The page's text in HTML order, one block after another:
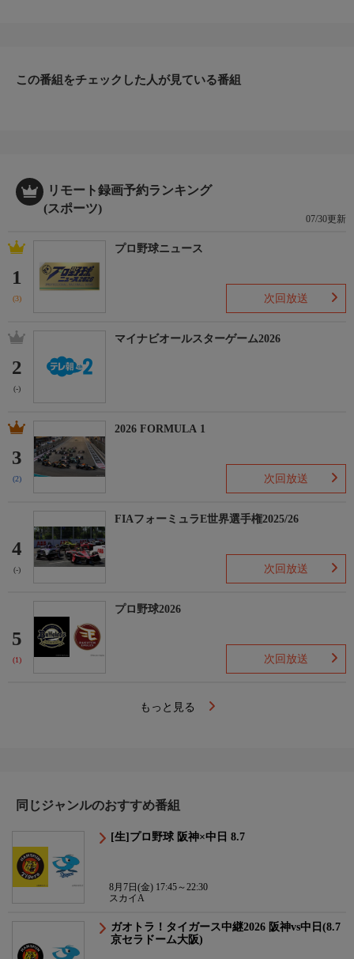
この番組をチェックした人が見ている番組
リモート録画予約ランキング
(スポーツ)
07/30更新
1
(3)
プロ野球ニュース
次回放送
2
(-)
マイナビオールスターゲーム2026
3
(2)
2026 FORMULA 1
次回放送
4
(-)
FIAフォーミュラE世界選手権2025/26
次回放送
5
(1)
プロ野球2026
次回放送
もっと見る
同じジャンルのおすすめ番組
[生]プロ野球 阪神×中日 8.7
8月7日(金) 17:45～22:30
スカイA
ガオトラ！タイガース中継2026 阪神vs中日(8.7
京セラドーム大阪)